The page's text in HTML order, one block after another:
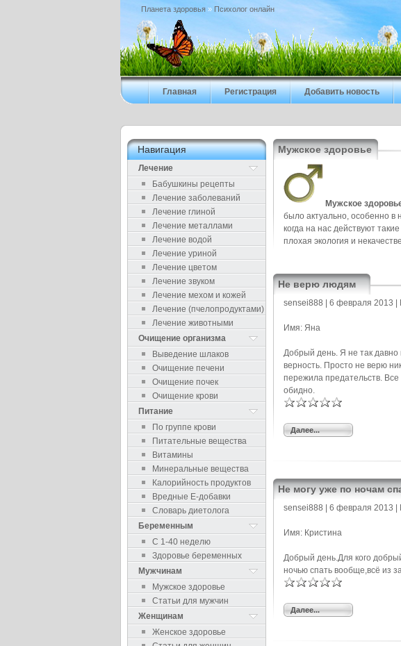
Планета здоровья » Психолог онлайн
Главная Регистрация Добавить новость
Навигация
Лечение
Бабушкины рецепты
Лечение заболеваний
Лечение глиной
Лечение металлами
Лечение водой
Лечение уриной
Лечение цветом
Лечение звуком
Лечение мехом и кожей
Лечение (пчелопродуктами)
Лечение животными
Очищение организма
Выведение шлаков
Очищение печени
Очищение почек
Очищение крови
Питание
По группе крови
Питательные вещества
Витамины
Минеральные вещества
Калорийность продуктов
Вредные Е-добавки
Словарь диетолога
Беременным
С 1-40 неделю
Здоровье беременных
Мужчинам
Мужское здоровье
Статьи для мужчин
Женщинам
Женское здоровье
Мужское здоровье
Мужское
было актуально, особенно в
когда на нас действуют
плохая экология и
Не верю людям
sensei888 | 6 февраля 2013 |
Имя: Яна
Добрый день. Я не так
верность. Просто не верю
пережила предательств. Все
обидно.
Далее...
Не могу уже по ночам
sensei888 | 6 февраля 2013 |
Имя: Кристина
Добрый день.Для кого
ночью спать вообще,всё из
Далее...